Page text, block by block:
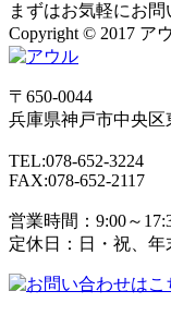
まずはお気軽にお問
Copyright © 2017 ア
〒650-0044
兵庫県神戸市中央区
TEL:078-652-3224
FAX:078-652-2117
営業時間：9:00～
定休日：日・祝、